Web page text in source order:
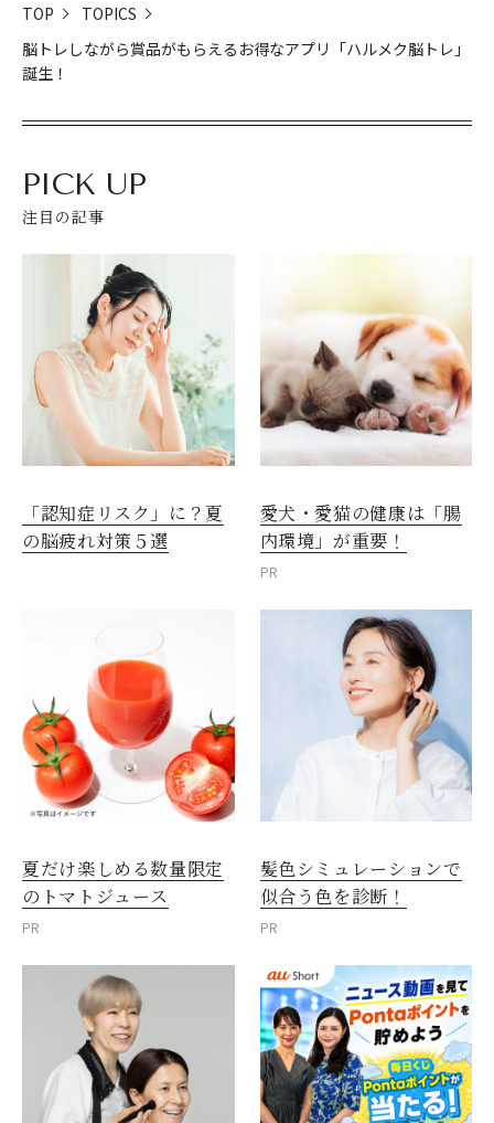
TOP
TOPICS
脳トレしながら賞品がもらえるお得なアプリ「ハルメク脳トレ」
誕生！
PICK UP
注目の記事
「認知症リスク」に？夏
の脳疲れ対策５選
愛犬・愛猫の健康は「腸
内環境」が重要！
PR
夏だけ楽しめる数量限定
のトマトジュース
PR
髪色シミュレーションで
似合う色を診断！
PR